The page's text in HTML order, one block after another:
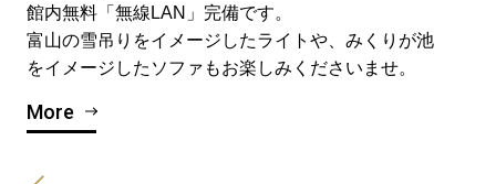
館内無料「無線LAN」完備です。
富山の雪吊りをイメージしたライトや、みくりが池
をイメージしたソファもお楽しみくださいませ。
More